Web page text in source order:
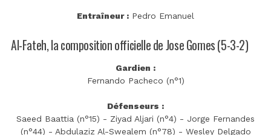
Entraîneur : Pedro Emanuel
Al-Fateh, la composition officielle de Jose Gomes (5-3-2)
Gardien :
Fernando Pacheco (n°1)
Défenseurs :
Saeed Baattia (n°15) - Ziyad Aljari (n°4) - Jorge Fernandes
(n°44) - Abdulaziz Al-Swealem (n°78) - Wesley Delgado